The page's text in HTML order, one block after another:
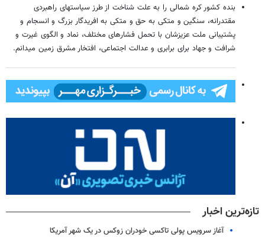
بنده کشور کره شمالی را به علت شناخت از طرز سیاستهای راهبردی
مقتدرانه، سنگین و متکی به حق و متکی به افریدگار بزرگ و انسجام و
پشتیبانی ملت عزیزشان با تحمل فشارهای مختلف، نماد و الگوی غیرت و
شرافت و جهاد برای برابری و عدالت اجتماعی، افتخار مشرق زمین میدانم.
تازه‌ترین اخبار
آغاز سرویس پولی تاکسی خودران زوکس در یک شهر آمریکا